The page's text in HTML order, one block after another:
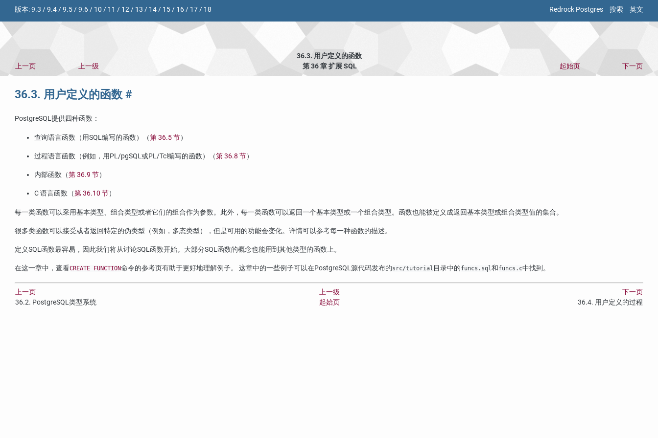
Redrock Postgres 搜索 英文
版本:9.3 /9.4/9.5/9.6/ 10 / 11 / 12/ 13 / 14/ 15/ 16/ 17/ 18
36.3. 用户定义的函数
上一页
上一级 第 36 章 扩展SQL 起始页 下一页
36.3. 用户定义的函数 #
PostgreSQL提供四种函数：
查询语言函数（用SQL编写的函数）（第 36.5 节）
过程语言函数（例如，用PL/pgSQL或PL/Tcl编写的函数）（第 36.8 节）
内部函数（第 36.9 节）
C 语言函数（第 36.10 节）
每一类函数可以采用基本类型、组合类型或者它们的组合作为参数。此外，每一类函数可以返回一个基本类型或一个组合类型。函数也能被定义成返回基本类型或组合类型值的集合。
很多类函数可以接受或者返回特定的伪类型（例如，多态类型），但是可用的功能会变化。详情可以参考每一种函数的描述。
定义SQL函数最容易，因此我们将从讨论SQL函数开始。大部分SQL函数的概念也能用到其他类型的函数上。
在这一章中，查看CREATE FUNCTION命令的参考页有助于更好地理解例子。 这章中的一些例子可以在PostgreSQL源代码发布的src/tutorial 目录中的funcs.sql和funcs.c中找到。
上一页 上一级
下一页
36.2. PostgreSQL类型系统 起始页 36.4. 用户定义的过程